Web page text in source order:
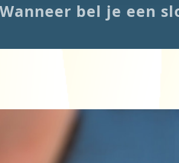
Wanneer bel je een